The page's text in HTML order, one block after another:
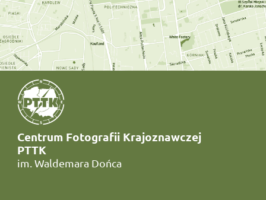
Centrum Fotografii Krajoznawczej
PTTK
im. Waldemara Dońca